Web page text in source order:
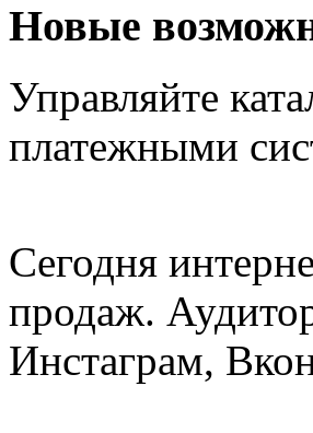
Новые
Управляйте
платежными
Сегодня
продаж.
Инстаграм,